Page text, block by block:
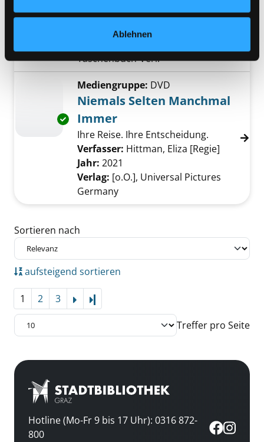
Ablehnen
Verfasser:Neata, AnnaSuche nach
2023
Taschenbuch-Verl.
Exemplar-Details von Niemals Selten
Mediengruppe: DVD
Niemals Selten Manchmal
Immer
Ihre Reise. Ihre Entscheidung.
Verfasser: Hittman, Eliza [Regie]
Jahr: 2021
Verlag: [o.O.], Universal Pictures
Germany
Zu den Suchfiltern springen
Sortieren nach
aufsteigend sortieren
1 2 3
Treffer pro Seite
Hotline (Mo-Fr 9 bis 17 Uhr): 0316 872-
800